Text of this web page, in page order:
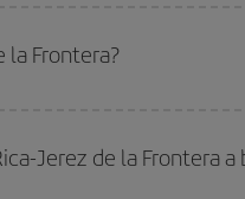
José de Costa Rica-Jerez
la Frontera?
Jerez de la Frontera a